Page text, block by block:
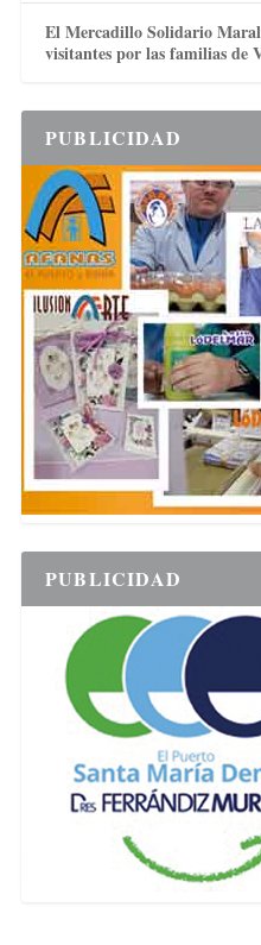
El Mercadillo Solidario
visitantes por las familias de
PUBLICIDAD
PUBLICIDAD